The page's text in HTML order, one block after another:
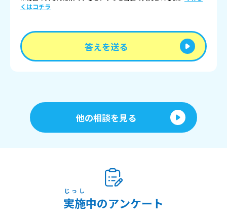
くはコチラ
答えを送る
他の相談を見る
実施
じっし
中のアンケート